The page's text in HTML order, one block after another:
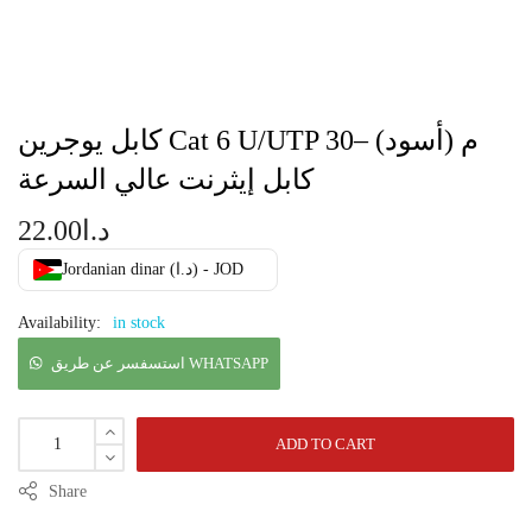
كابل يوجرين Cat 6 U/UTP 30م (أسود) –
كابل إيثرنت عالي السرعة
د.ا 22.00
Jordanian dinar (د.ا) - JOD
Availability: in stock
استسفسر عن طريق WHATSAPP
ADD TO CART
Share